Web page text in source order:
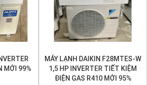
Inverter tiết kiệm năng
Inverter vận hành êm ái hơn với 15
MỚI 99%
MÁY LẠNH DAIKIN F28MTES-W
1,5 HP INVERTER TIẾT KIỆM
ĐIỆN GAS R410 MỚI 95%